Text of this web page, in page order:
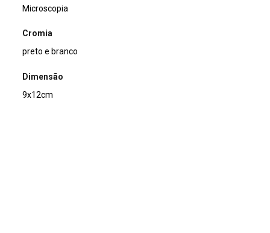
Microscopia
Cromia
preto e branco
Dimensão
9x12cm